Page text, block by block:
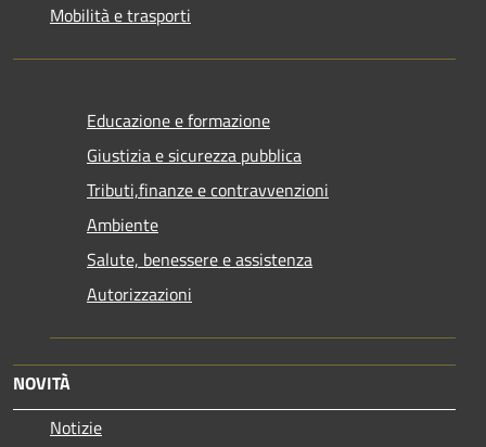
Mobilità e trasporti
Educazione e formazione
Giustizia e sicurezza pubblica
Tributi,finanze e contravvenzioni
Ambiente
Salute, benessere e assistenza
Autorizzazioni
NOVITÀ
Notizie